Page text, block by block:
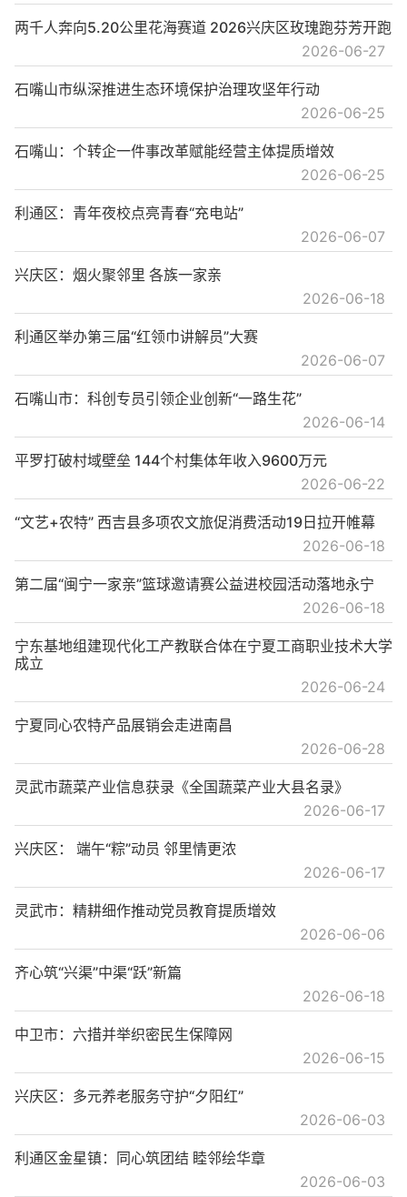
2026-06-27
两千人奔向5.20公里花海赛道 2026兴庆区玫瑰跑芬芳开跑
2026-06-25
石嘴山市纵深推进生态环境保护治理攻坚年行动
2026-06-25
石嘴山：个转企一件事改革赋能经营主体提质增效
2026-06-07
利通区：青年夜校点亮青春“充电站”
2026-06-18
兴庆区：烟火聚邻里 各族一家亲
2026-06-07
利通区举办第三届“红领巾讲解员”大赛
2026-06-14
石嘴山市：科创专员引领企业创新“一路生花”
2026-06-22
平罗打破村域壁垒 144个村集体年收入9600万元
2026-06-18
“文艺+农特” 西吉县多项农文旅促消费活动19日拉开帷幕
2026-06-18
第二届“闽宁一家亲”篮球邀请赛公益进校园活动落地永宁
2026-06-24
宁东基地组建现代化工产教联合体在宁夏工商职业技术大学
成立
2026-06-28
宁夏同心农特产品展销会走进南昌
2026-06-17
灵武市蔬菜产业信息获录《全国蔬菜产业大县名录》
2026-06-17
兴庆区： 端午“粽”动员 邻里情更浓
2026-06-06
灵武市：精耕细作推动党员教育提质增效
2026-06-18
齐心筑“兴渠”中渠“跃”新篇
2026-06-15
中卫市：六措并举织密民生保障网
2026-06-03
兴庆区：多元养老服务守护“夕阳红”
2026-06-03
利通区金星镇：同心筑团结 睦邻绘华章